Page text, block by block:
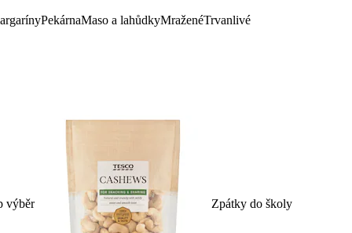
PekárnaMaso a lahůdkyMraženéTrvanlivé
výběr Zpátky do školy